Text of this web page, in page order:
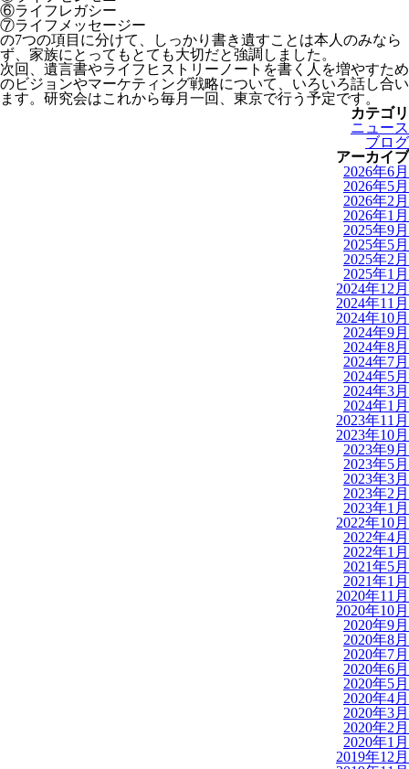
⑥ライフレガシー
⑦ライフメッセージー
の7つの項目に分けて、しっかり書き遺すことは本人のみなら
ず、家族にとってもとても大切だと強調しました。
次回、遺言書やライフヒストリーノートを書く人を増やすため
のビジョンやマーケティング戦略について、いろいろ話し合い
ます。研究会はこれから毎月一回、東京で行う予定です。
カテゴリ
ニュース
ブログ
アーカイブ
2026年6月
2026年5月
2026年2月
2026年1月
2025年9月
2025年5月
2025年2月
2025年1月
2024年12月
2024年11月
2024年10月
2024年9月
2024年8月
2024年7月
2024年5月
2024年3月
2024年1月
2023年11月
2023年10月
2023年9月
2023年5月
2023年3月
2023年2月
2023年1月
2022年10月
2022年4月
2022年1月
2021年5月
2021年1月
2020年11月
2020年10月
2020年9月
2020年8月
2020年7月
2020年6月
2020年5月
2020年4月
2020年3月
2020年2月
2020年1月
2019年12月